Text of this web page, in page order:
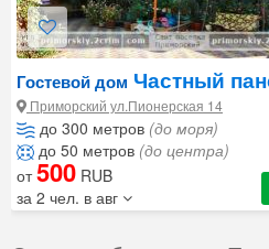
Гостевой дом Частный
Солнечный
Приморский ул.Пионерская 14
до 300 метров (до моря)
до 50 метров (до центра)
от500 RUB
за 2 чел. в авг